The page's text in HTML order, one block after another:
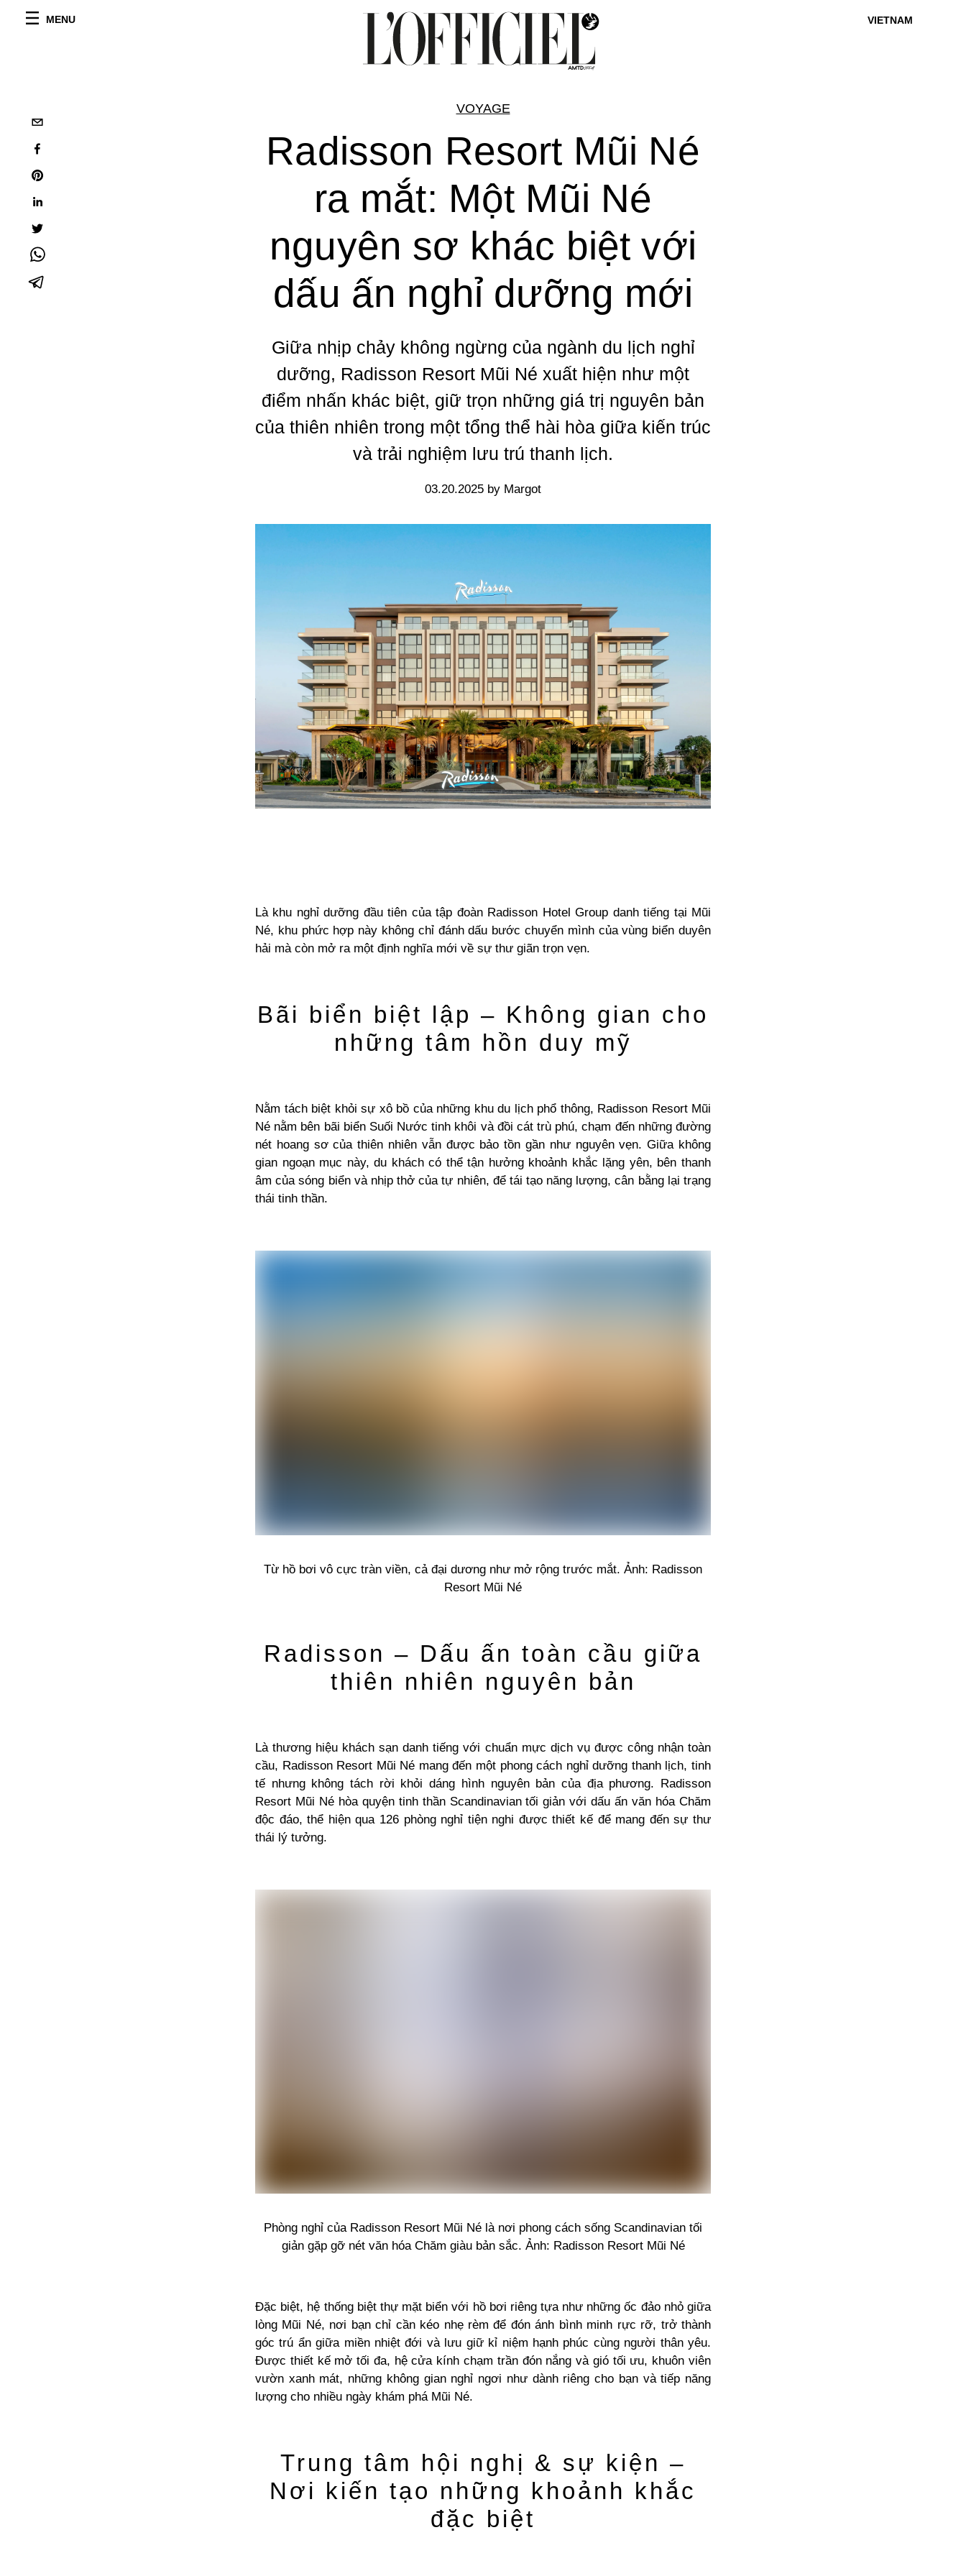
MENU VIETNAM
VOYAGE
Radisson Resort Mũi Né
ra mắt: Một Mũi Né
nguyên sơ khác biệt với
dấu ấn nghỉ dưỡng mới
Giữa nhịp chảy không ngừng của ngành du lịch nghỉ
dưỡng, Radisson Resort Mũi Né xuất hiện như một
điểm nhấn khác biệt, giữ trọn những giá trị nguyên bản
của thiên nhiên trong một tổng thể hài hòa giữa kiến trúc
và trải nghiệm lưu trú thanh lịch.
03.20.2025 by Margot
Là khu nghỉ dưỡng đầu tiên của tập đoàn Radisson Hotel Group danh tiếng tại Mũi
Né, khu phức hợp này không chỉ đánh dấu bước chuyển mình của vùng biển duyên
hải mà còn mở ra một định nghĩa mới về sự thư giãn trọn vẹn.
Bãi biển biệt lập – Không gian cho
những tâm hồn duy mỹ
Nằm tách biệt khỏi sự xô bồ của những khu du lịch phổ thông, Radisson Resort Mũi
Né nằm bên bãi biển Suối Nước tinh khôi và đồi cát trù phú, chạm đến những đường
nét hoang sơ của thiên nhiên vẫn được bảo tồn gần như nguyên vẹn. Giữa không
gian ngoạn mục này, du khách có thể tận hưởng khoảnh khắc lặng yên, bên thanh
âm của sóng biển và nhịp thở của tự nhiên, để tái tạo năng lượng, cân bằng lại trạng
thái tinh thần.
Từ hồ bơi vô cực tràn viền, cả đại dương như mở rộng trước mắt. Ảnh: Radisson
Resort Mũi Né
Radisson – Dấu ấn toàn cầu giữa
thiên nhiên nguyên bản
Là thương hiệu khách sạn danh tiếng với chuẩn mực dịch vụ được công nhận toàn
cầu, Radisson Resort Mũi Né mang đến một phong cách nghỉ dưỡng thanh lịch, tinh
tế nhưng không tách rời khỏi dáng hình nguyên bản của địa phương. Radisson
Resort Mũi Né hòa quyện tinh thần Scandinavian tối giản với dấu ấn văn hóa Chăm
độc đáo, thể hiện qua 126 phòng nghỉ tiện nghi được thiết kế để mang đến sự thư
thái lý tưởng.
Phòng nghỉ của Radisson Resort Mũi Né là nơi phong cách sống Scandinavian tối
giản gặp gỡ nét văn hóa Chăm giàu bản sắc. Ảnh: Radisson Resort Mũi Né
Đặc biệt, hệ thống biệt thự mặt biển với hồ bơi riêng tựa như những ốc đảo nhỏ giữa
lòng Mũi Né, nơi bạn chỉ cần kéo nhẹ rèm để đón ánh bình minh rực rỡ, trở thành
góc trú ẩn giữa miền nhiệt đới và lưu giữ kỉ niệm hạnh phúc cùng người thân yêu.
Được thiết kế mở tối đa, hệ cửa kính chạm trần đón nắng và gió tối ưu, khuôn viên
vườn xanh mát, những không gian nghỉ ngơi như dành riêng cho bạn và tiếp năng
lượng cho nhiều ngày khám phá Mũi Né.
Trung tâm hội nghị & sự kiện –
Nơi kiến tạo những khoảnh khắc
đặc biệt